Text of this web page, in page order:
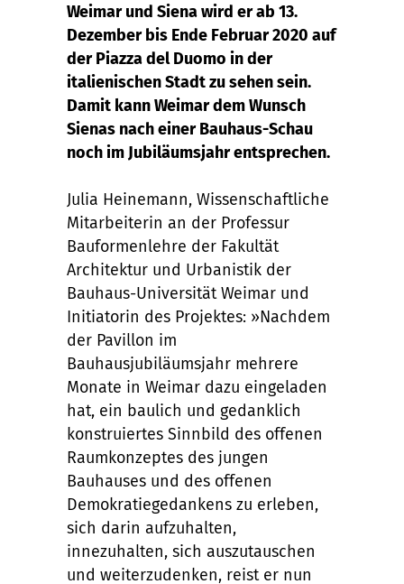
Weimar und Siena wird er ab 13.
Dezember bis Ende Februar 2020 auf
der Piazza del Duomo in der
italienischen Stadt zu sehen sein.
Damit kann Weimar dem Wunsch
Sienas nach einer Bauhaus-Schau
noch im Jubiläumsjahr entsprechen.
Julia Heinemann, Wissenschaftliche
Mitarbeiterin an der Professur
Bauformenlehre der Fakultät
Architektur und Urbanistik der
Bauhaus-Universität Weimar und
Initiatorin des Projektes: »Nachdem
der Pavillon im
Bauhausjubiläumsjahr mehrere
Monate in Weimar dazu eingeladen
hat, ein baulich und gedanklich
konstruiertes Sinnbild des offenen
Raumkonzeptes des jungen
Bauhauses und des offenen
Demokratiegedankens zu erleben,
sich darin aufzuhalten,
innezuhalten, sich auszutauschen
und weiterzudenken, reist er nun